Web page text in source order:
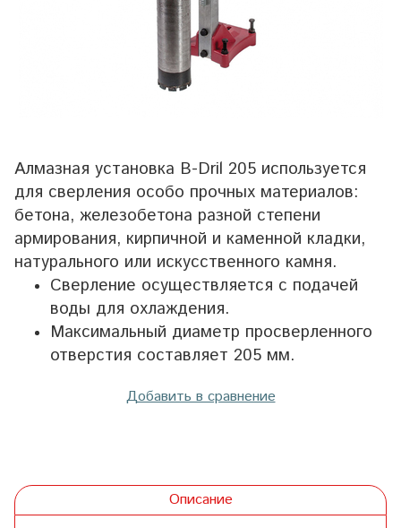
Алмазная установка B-Dril 205 используется
для сверления особо прочных материалов:
бетона, железобетона разной степени
армирования, кирпичной и каменной кладки,
натурального или искусственного камня.
Сверление осуществляется с подачей
воды для охлаждения.
Максимальный диаметр просверленного
отверстия составляет 205 мм.
Добавить в сравнение
Описание